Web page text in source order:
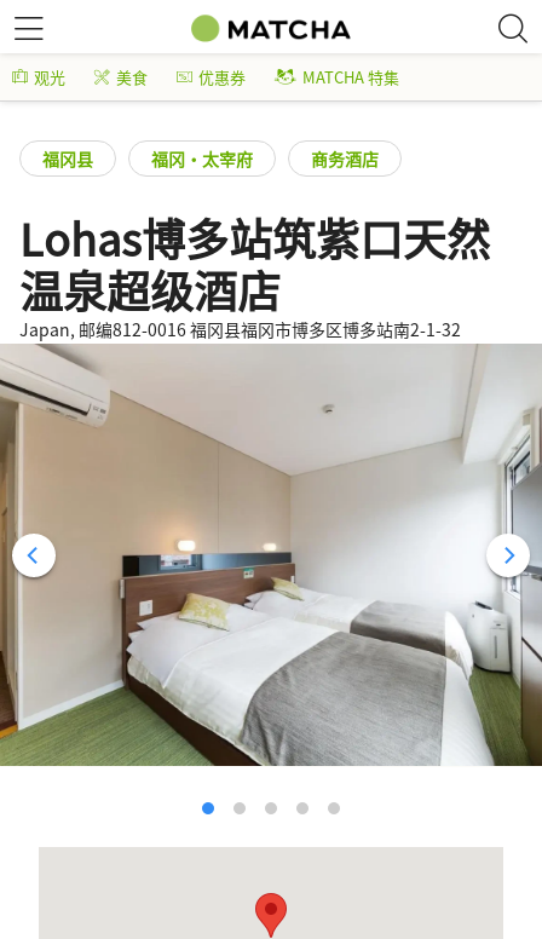
观光 美食 优惠券 MATCHA 特集
福冈县 福冈・太宰府 商务酒店
Lohas博多站筑紫口天然
温泉超级酒店
Japan, 邮编812-0016 福冈县福冈市博多区博多站南2-1-32